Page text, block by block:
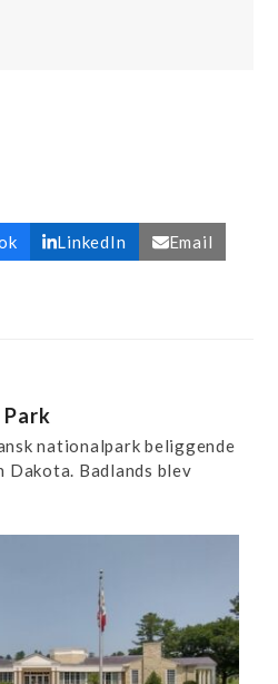
LinkedIn Email
nationalpark beliggende
Dakota. Badlands blev